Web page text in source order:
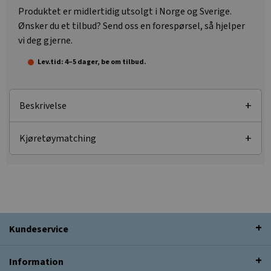
Produktet er midlertidig utsolgt i Norge og Sverige.
Ønsker du et tilbud? Send oss en forespørsel, så hjelper
vi deg gjerne.
Lev.tid: 4–5 dager, be om tilbud.
Beskrivelse
Kjøretøymatching
Kundeservice
Information